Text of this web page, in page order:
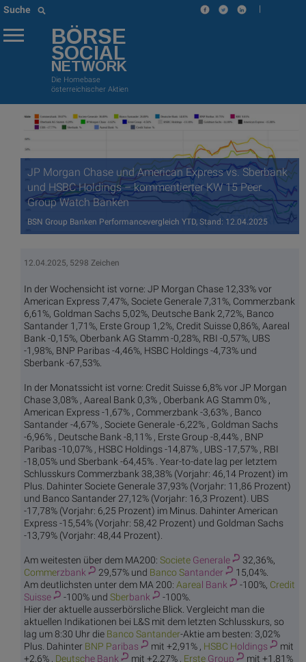
Suche |
BÖRSE
SOCIAL
NETWORK
Die Homebase
österreichischer Aktien
JP Morgan Chase und American Express vs. Sberbank
und HSBC Holdings – kommentierter KW 15 Peer
Group Watch Banken
BSN Group Banken Performancevergleich YTD, Stand: 12.04.2025
12.04.2025, 5298 Zeichen
In der Wochensicht ist vorne: JP Morgan Chase 12,33% vor
American Express 7,47%, Societe Generale 7,31%, Commerzbank
6,61%, Goldman Sachs 5,02%, Deutsche Bank 2,72%, Banco
Santander 1,71%, Erste Group 1,2%, Credit Suisse 0,86%, Aareal
Bank -0,15%, Oberbank AG Stamm -0,28%, RBI -0,57%, UBS
-1,98%, BNP Paribas -4,46%, HSBC Holdings -4,73% und
Sberbank -67,53%.
In der Monatssicht ist vorne: Credit Suisse 6,8% vor JP Morgan
Chase 3,08% , Aareal Bank 0,3% , Oberbank AG Stamm 0% ,
American Express -1,67% , Commerzbank -3,63% , Banco
Santander -4,67% , Societe Generale -6,22% , Goldman Sachs
-6,96% , Deutsche Bank -8,11% , Erste Group -8,44% , BNP
Paribas -10,07% , HSBC Holdings -14,87% , UBS -17,57% , RBI
-18,05% und Sberbank -64,45% . Year-to-date lag per letztem
Schlusskurs Commerzbank 38,38% (Vorjahr: 46,14 Prozent) im
Plus. Dahinter Societe Generale 37,93% (Vorjahr: 11,86 Prozent)
und Banco Santander 27,12% (Vorjahr: 16,3 Prozent). UBS
-17,78% (Vorjahr: 6,25 Prozent) im Minus. Dahinter American
Express -15,54% (Vorjahr: 58,42 Prozent) und Goldman Sachs
-13,79% (Vorjahr: 48,44 Prozent).
Am weitesten über dem MA200: Societe Generale
32,36%,
Commerzbank 29,57% und Banco Santander
15,04%.
Am deutlichsten unter dem MA 200: Aareal Bank -100%, Credit
Suisse
-100% und Sberbank
-100%.
Hier der aktuelle ausserbörsliche Blick. Vergleicht man die
aktuellen Indikationen bei L&S mit dem letzten Schlusskurs, so
lag um 8:30 Uhr die Banco Santander-Aktie am besten: 3,02%
Plus. Dahinter BNP Paribas mit +2,91% , HSBC Holdings
mit
+2,6% , Deutsche Bank mit +2,27% , Erste Group
mit +1,81%